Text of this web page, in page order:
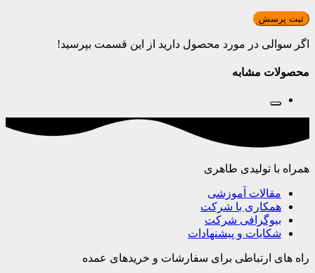
ثبت پرسش
اگر سوالی در مورد محصول دارید از این قسمت بپرسید!
محصولات مشابه
همراه با تولیدی طاهری
مقالات آموزشی
همکاری با شرکت
بیوگرافی شرکت
شکایات و پیشنهادات
راه های ارتباطی برای سفارشات و خریدهای عمده